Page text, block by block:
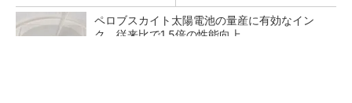
ペロブスカイト太陽電池の量産に有効なイン
ク、従来比で1.5倍の性能向上